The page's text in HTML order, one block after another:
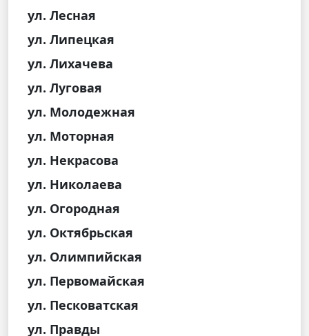
ул. Лесная
ул. Липецкая
ул. Лихачева
ул. Луговая
ул. Молодежная
ул. Моторная
ул. Некрасова
ул. Николаева
ул. Огородная
ул. Октябрьская
ул. Олимпийская
ул. Первомайская
ул. Песковатская
ул. Правды